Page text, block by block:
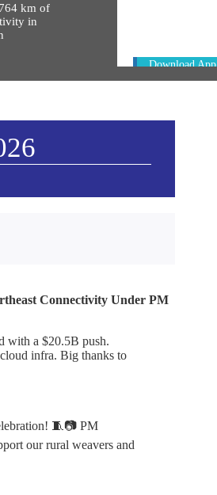
km of
in
Download App
Connectivity Under PM
with a $20.5B push.
infra. Big thanks to
🧵📷 PM
our rural weavers and